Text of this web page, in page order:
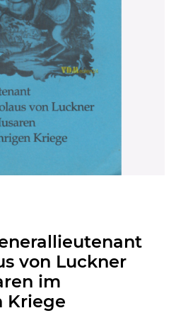
von Luckner
im
Kriege